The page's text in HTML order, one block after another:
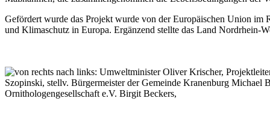
Gefördert wurde das Projekt wurde von der Europäischen Union im
und Klimaschutz in Europa. Ergänzend stellte das Land Nordrhein-